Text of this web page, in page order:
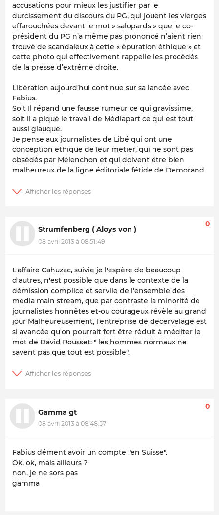
accusations pour mieux les justifier par le
durcissement du discours du PG, qui jouent les vierges
effarouchées devant le mot » salopards » que le co-
président du PG n’a même pas prononcé n’aient rien
trouvé de scandaleux à cette « épuration éthique » et
cette photo qui effectivement rappelle les procédés
de la presse d’extrême droite.
Libération aujourd’hui continue sur sa lancée avec
Fabius.
Soit Il répand une fausse rumeur ce qui gravissime,
soit il a piqué le travail de Médiapart ce qui est tout
aussi glauque.
Je pense aux journalistes de Libé qui ont une
conception éthique de leur métier, qui ne sont pas
obsédés par Mélenchon et qui doivent être bien
malheureux de la ligne éditoriale fétide de Demorand.
Strumfenberg ( Aloys von )
08 avril 2013 à 08:51:49
0
L'affaire Cahuzac, suivie je l'espère de beaucoup
d'autres, n'est possible que dans le contexte de la
démission complice et servile de l'ensemble des
media main stream, que par contraste la minorité de
journalistes honnêtes et-ou courageux révèle au grand
jour Malheureusement, l'entreprise de décervelage est
si avancée qu'on pourrait fort être réduit à méditer le
mot de David Rousset: " les hommes normaux ne
savent pas que tout est possible".
Gamma gt
08 avril 2013 à 08:48:57
0
Fabius dément avoir un compte "en Suisse".
Ok, ok, mais ailleurs ?
non, je ne sors pas
gamma